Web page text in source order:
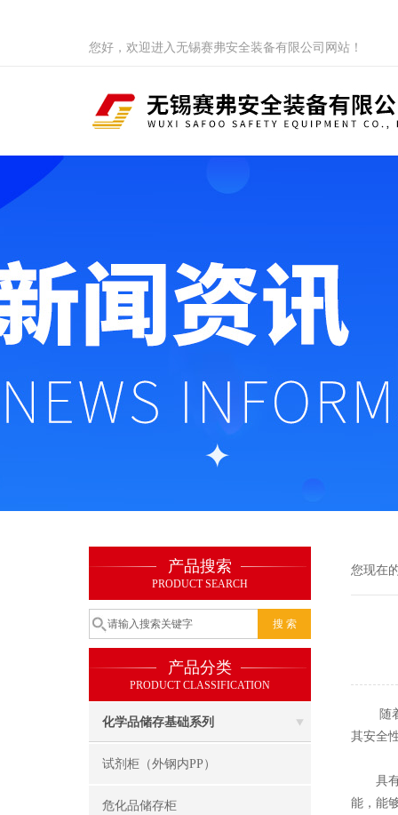
您好，欢迎进入无锡赛弗安全装备有限公司网站！
产品搜索
PRODUCT SEARCH
产品分类
PRODUCT CLASSIFICATION
化学品储存基础系列
试剂柜（外钢内PP）
危化品储存柜
您现在
随着
其安全
具有
能，能